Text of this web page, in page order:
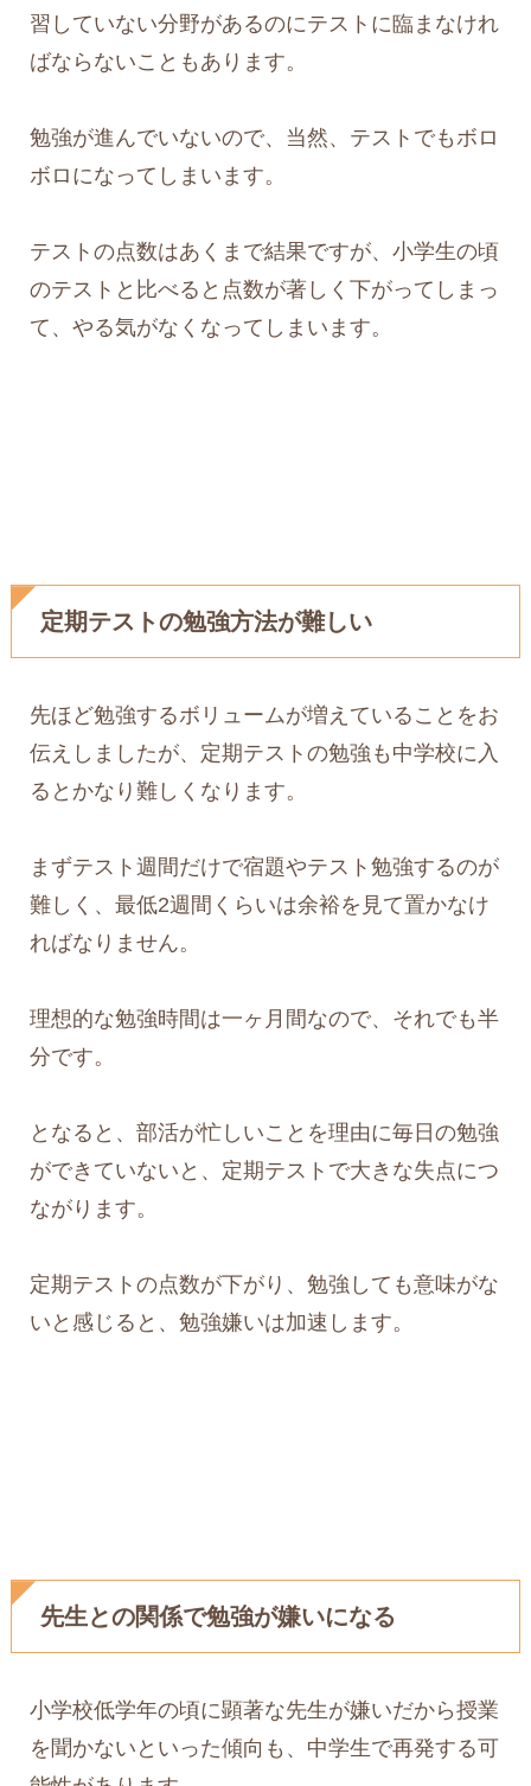
習していない分野があるのにテストに臨まなけれ
ばならないこともあります。
勉強が進んでいないので、当然、テストでもボロ
ボロになってしまいます。
テストの点数はあくまで結果ですが、小学生の頃
のテストと比べると点数が著しく下がってしまっ
て、やる気がなくなってしまいます。
定期テストの勉強方法が難しい
先ほど勉強するボリュームが増えていることをお
伝えしましたが、定期テストの勉強も中学校に入
るとかなり難しくなります。
まずテスト週間だけで宿題やテスト勉強するのが
難しく、最低2週間くらいは余裕を見て置かなけ
ればなりません。
理想的な勉強時間は一ヶ月間なので、それでも半
分です。
となると、部活が忙しいことを理由に毎日の勉強
ができていないと、定期テストで大きな失点につ
ながります。
定期テストの点数が下がり、勉強しても意味がな
いと感じると、勉強嫌いは加速します。
先生との関係で勉強が嫌いになる
小学校低学年の頃に顕著な先生が嫌いだから授業
を聞かないといった傾向も、中学生で再発する可